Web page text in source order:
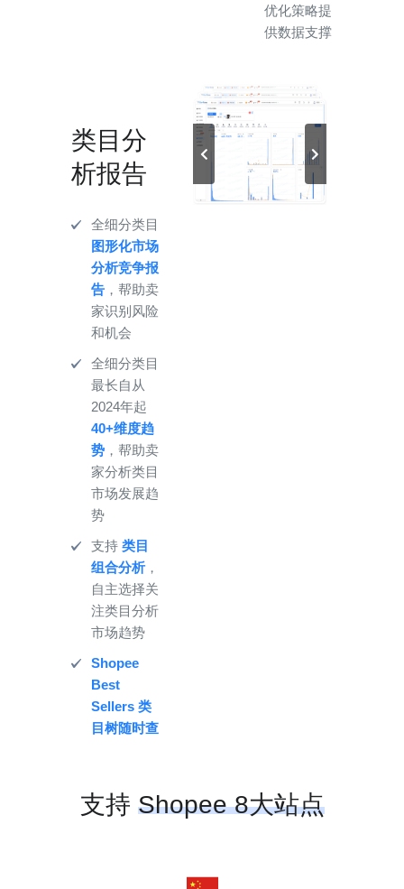
优化策略提
供数据支撑
类目分
析报告
全细分类目
图形化市场
分析竞争报
告 ，帮助卖
家识别风险
和机会
全细分类目
最长自从
2024年起
40+维度趋
势 ，帮助卖
家分析类目
市场发展趋
势
支持类目
组合分析，
自主选择关
注类目分析
市场趋势
Shopee
Best
Sellers 类
目树随时查
支持 Shopee 8大站点